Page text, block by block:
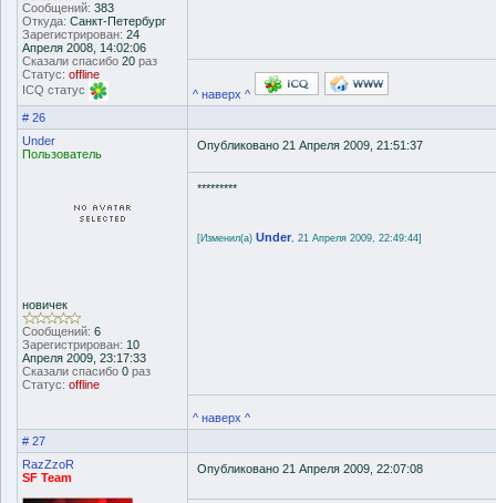
Сообщений: 383
Откуда: Санкт-Петербург
Зарегистрирован: 24
Апреля 2008, 14:02:06
Сказали спасибо 20 раз
Статус: offline
ICQ статус
^ наверх ^
# 26
Under
Пользователь
новичек
Сообщений: 6
Зарегистрирован: 10
Апреля 2009, 23:17:33
Сказали спасибо 0 раз
Статус: offline
Опубликовано 21 Апреля 2009, 21:51:37
*********
[Изменил(а) Under, 21 Апреля 2009, 22:49:44]
^ наверх ^
# 27
RazZzoR
SF Team
Опубликовано 21 Апреля 2009, 22:07:08